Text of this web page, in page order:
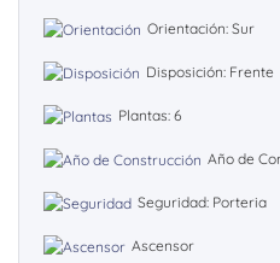
Orientación: Sur
Disposición: Frente
Plantas: 6
Año de
Seguridad: Porteria
Ascensor